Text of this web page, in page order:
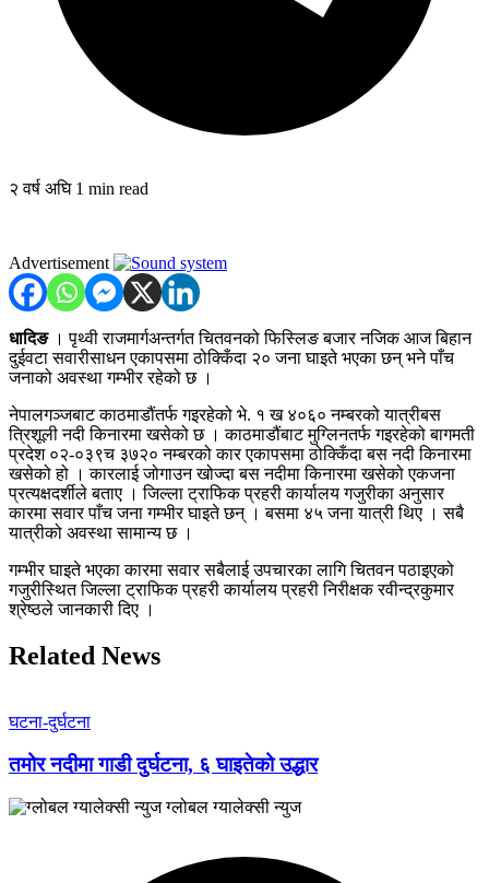
२ वर्ष अघि 1 min read
Advertisement
धादिङ। पृथ्वी राजमार्गअन्तर्गत चितवनको फिस्लिङ बजार नजिक आज बिहान
दुईवटा सवारीसाधन एकापसमा ठोक्किँदा २० जना घाइते भएका छन् भने पाँच
जनाको अवस्था गम्भीर रहेको छ ।
नेपालगञ्जबाट काठमाडौंतर्फ गइरहेको भे. १ ख ४०६० नम्बरको यात्रीबस
त्रिशूली नदी किनारमा खसेको छ । काठमाडौंबाट मुग्लिनतर्फ गइरहेको बागमती
प्रदेश ०२-०३९च ३७२० नम्बरको कार एकापसमा ठोक्किँदा बस नदी किनारमा
खसेको हो । कारलाई जोगाउन खोज्दा बस नदीमा किनारमा खसेको एकजना
प्रत्यक्षदर्शीले बताए । जिल्ला ट्राफिक प्रहरी कार्यालय गजुरीका अनुसार
कारमा सवार पाँच जना गम्भीर घाइते छन् । बसमा ४५ जना यात्री थिए । सबै
यात्रीको अवस्था सामान्य छ ।
गम्भीर घाइते भएका कारमा सवार सबैलाई उपचारका लागि चितवन पठाइएको
गजुरीस्थित जिल्ला ट्राफिक प्रहरी कार्यालय प्रहरी निरीक्षक रवीन्द्रकुमार
श्रेष्ठले जानकारी दिए ।
Related News
घटना-दुर्घटना
तमोर नदीमा गाडी दुर्घटना, ६ घाइतेको उद्धार
ग्लोबल ग्यालेक्सी न्युज